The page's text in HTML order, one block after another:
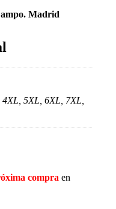
Madrid
5XL, 6XL, 7XL,
compra en